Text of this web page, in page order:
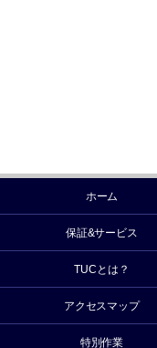
ホーム
保証&サービス
TUCとは？
アクセスマップ
特別作業